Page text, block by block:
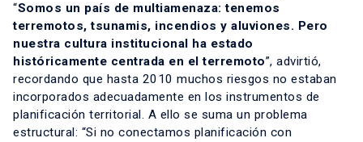
“Somos un país de multiamenaza: tenemos
terremotos, tsunamis, incendios y aluviones. Pero
nuestra cultura institucional ha estado
históricamente centrada en el terremoto”, advirtió,
recordando que hasta 2010 muchos riesgos no estaban
incorporados adecuadamente en los instrumentos de
planificación territorial. A ello se suma un problema
estructural: “Si no conectamos planificación con